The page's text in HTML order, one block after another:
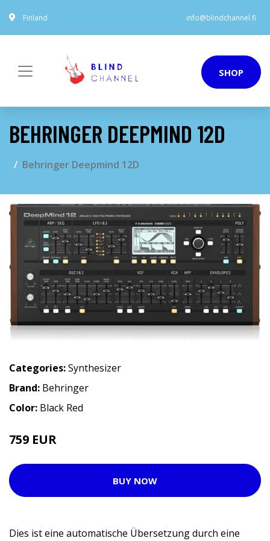
Finland info@blindchannel.fi
SHOP
BEHRINGER DEEPMIND 12D
Behringer Deepmind 12D
Categories:Synthesizer
Brand: Behringer
Color: Black Red
759 EUR
BUY NOW
Dies ist eine automatische Übersetzung durch eine